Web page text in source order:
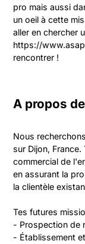
pro mais aussi
un oeil à cette
aller en chercher
https://
rencontrer !
A propos
Nous
sur Dijon,
commercial de
en assurant la
la clientèle
Tes futures
- Prospection de
- Établissement